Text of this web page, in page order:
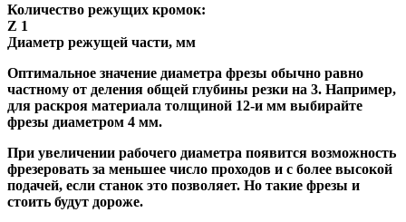
Количество режущих кромок:
Z 1
Диаметр режущей части, мм
Оптимальное значение диаметра фрезы обычно равно
частному от деления общей глубины резки на 3. Например,
для раскроя материала толщиной 12-и мм выбирайте
фрезы диаметром 4 мм.
При увеличении рабочего диаметра появится возможность
фрезеровать за меньшее число проходов и с более высокой
подачей, если станок это позволяет. Но такие фрезы и
стоить будут дороже.